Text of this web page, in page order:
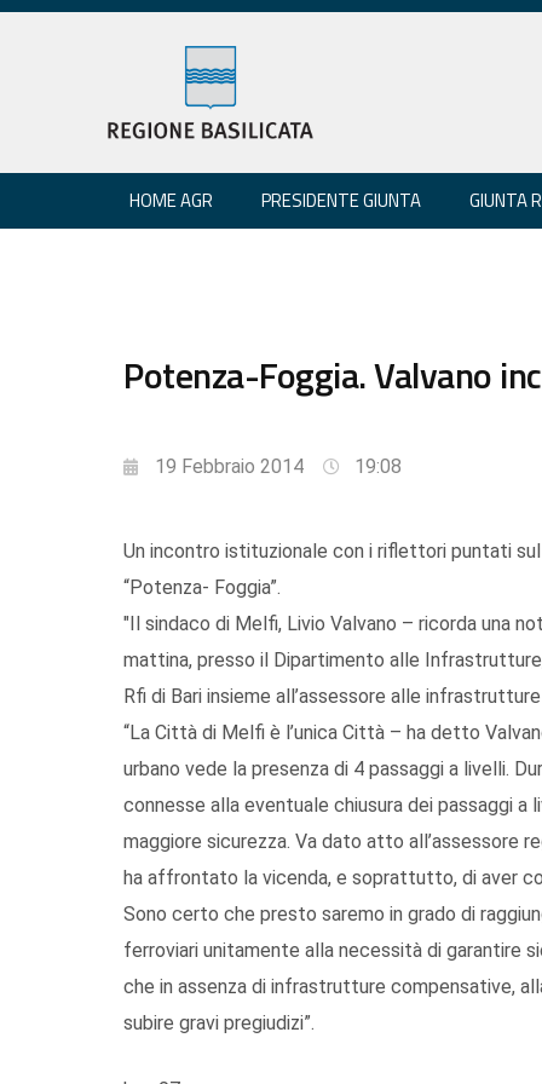
HOME AGR PRESIDENTE GIUNTA GIUNTA
Potenza-Foggia. Valvano
19 Febbraio 2014 19:08
Un incontro istituzionale con i riflettori puntati
“Potenza- Foggia”.
"Il sindaco di Melfi, Livio Valvano – ricorda una
mattina, presso il Dipartimento alle
Rfi di Bari insieme all’assessore alle
“La Città di Melfi è l’unica Città – ha detto
urbano vede la presenza di 4 passaggi a livelli.
connesse alla eventuale chiusura dei passaggi
maggiore sicurezza. Va dato atto all’assessore
ha affrontato la vicenda, e soprattutto, di aver
Sono certo che presto saremo in grado di
ferroviari unitamente alla necessità di garantire
che in assenza di infrastrutture compensative,
subire gravi pregiudizi”.